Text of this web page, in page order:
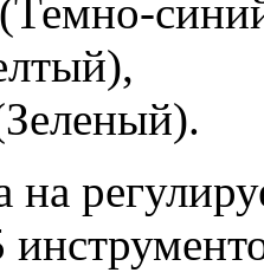
на